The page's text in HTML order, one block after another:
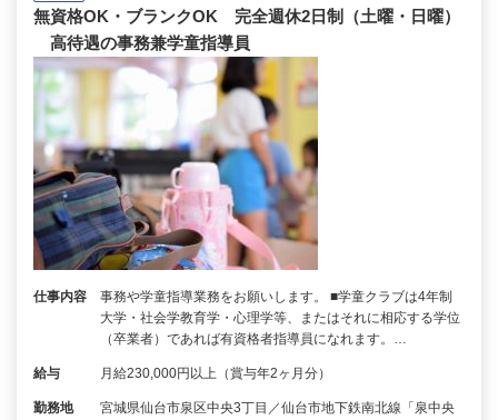
無資格OK・ブランクOK 完全週休2日制（土曜・日曜）
高待遇の事務兼学童指導員
仕事内容
事務や学童指導業務をお願いします。 ■学童クラブは4年制
大学・社会学教育学・心理学等、またはそれに相応する学位
（卒業者）であれば有資格者指導員になれます。…
給与 月給230,000円以上（賞与年2ヶ月分）
勤務地
宮城県仙台市泉区中央3丁目／仙台市地下鉄南北線「泉中央